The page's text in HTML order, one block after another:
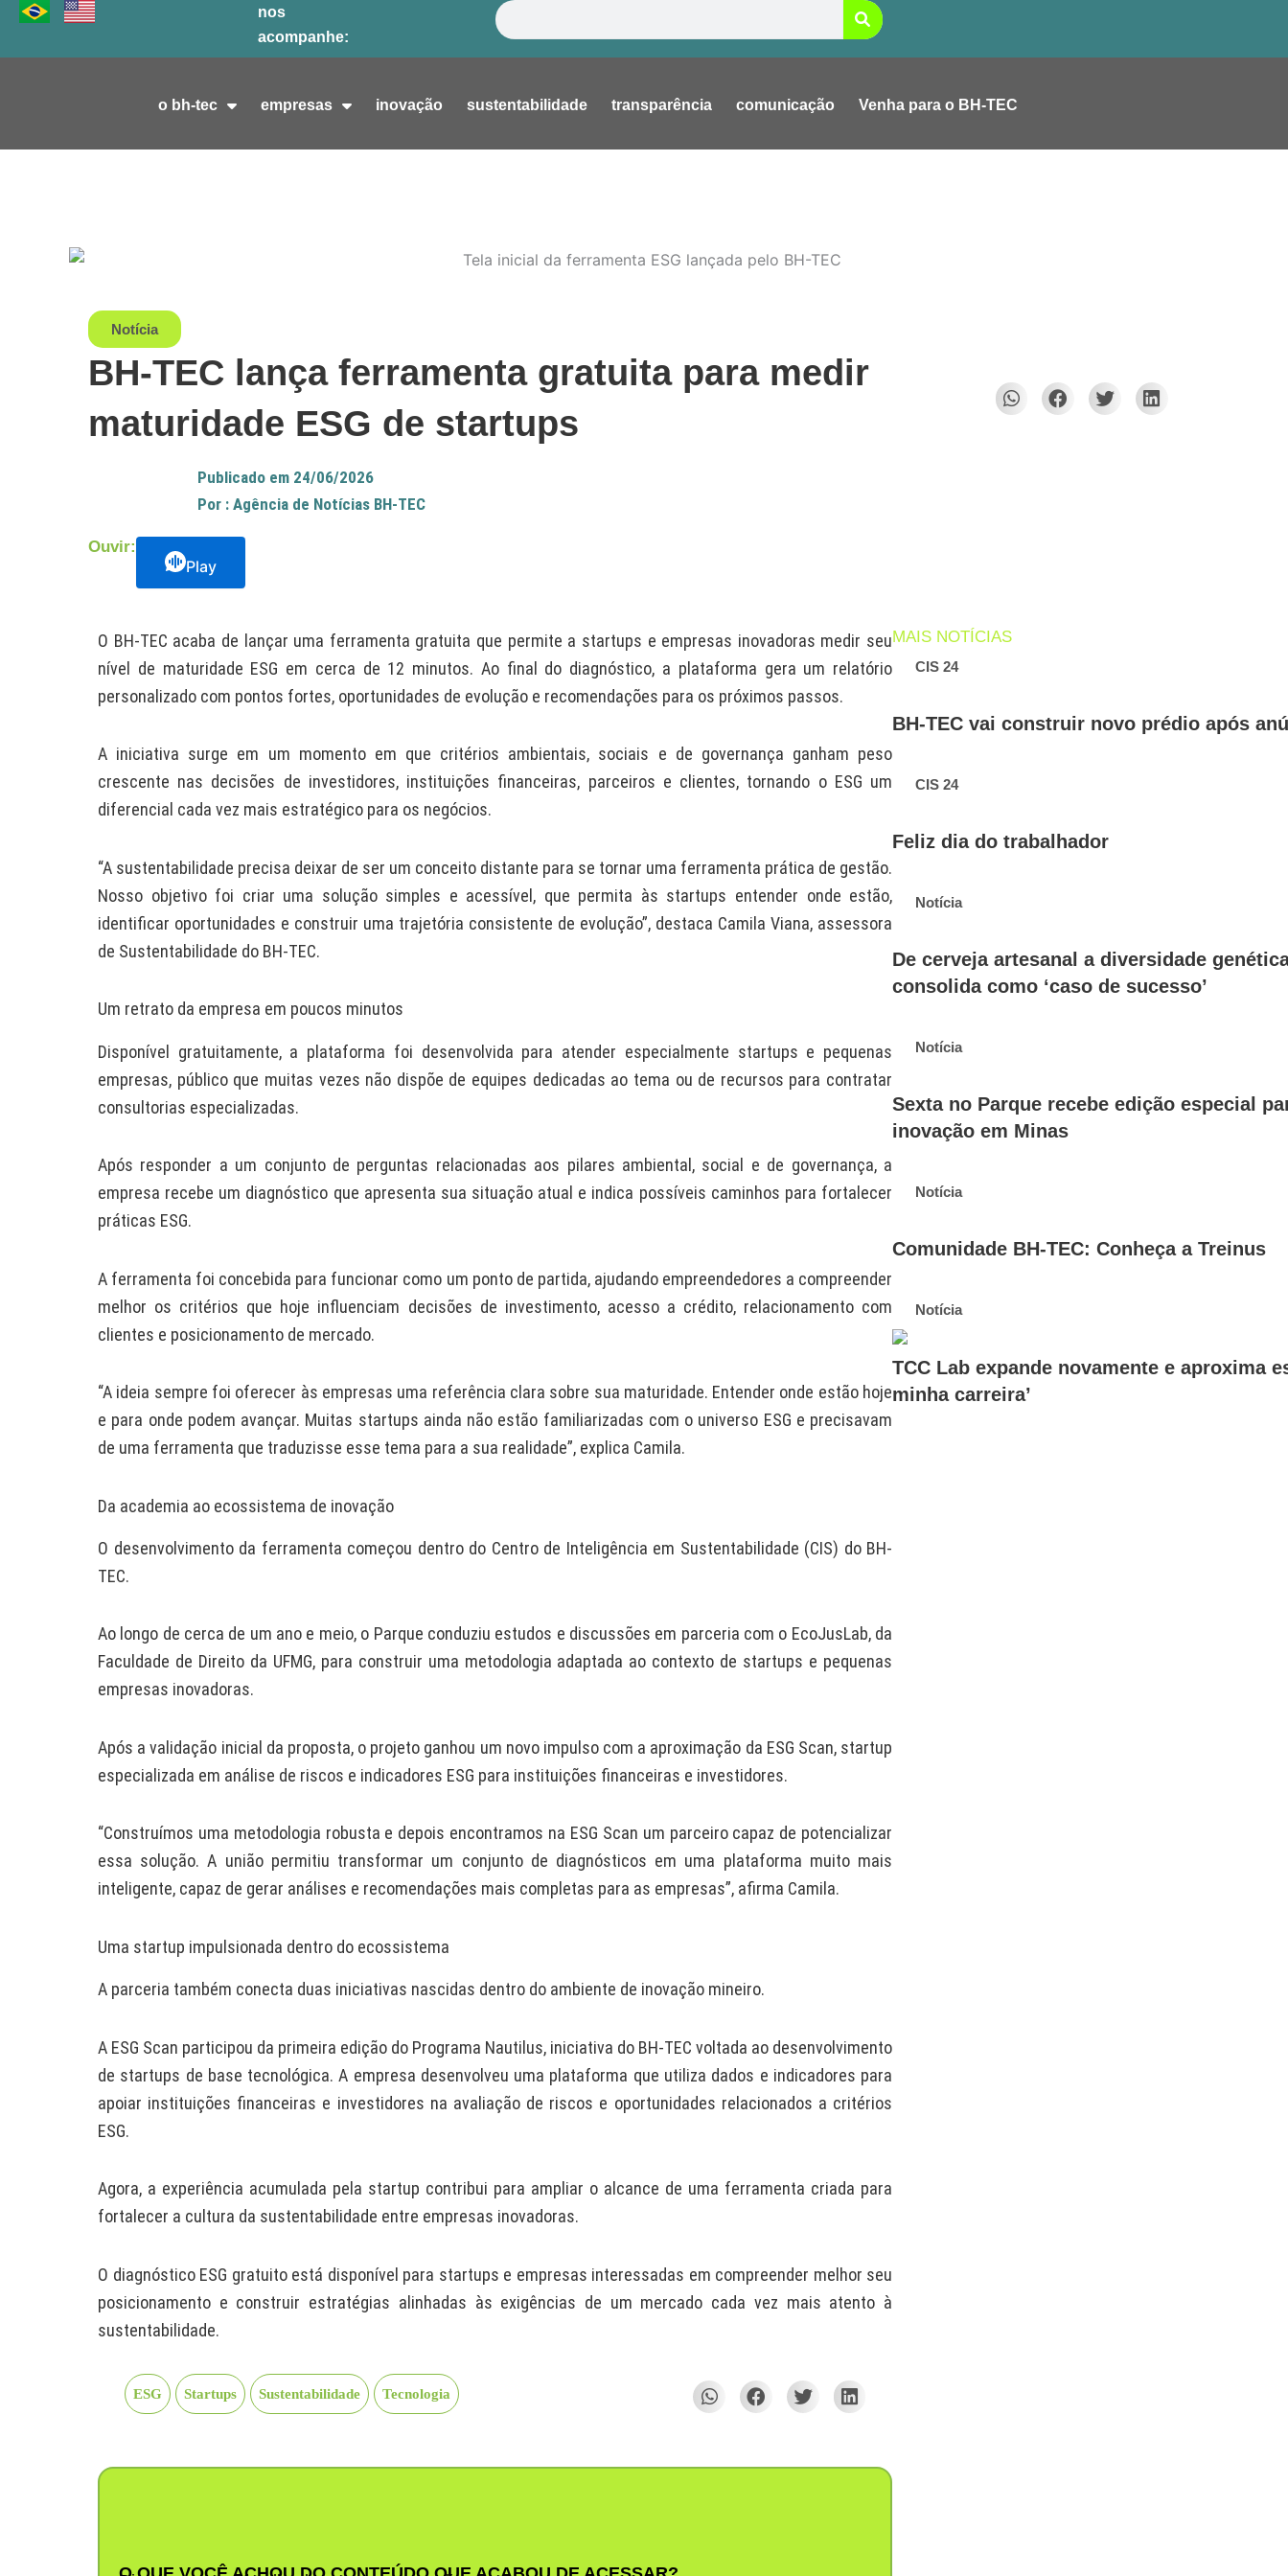
o
nos
acompanhe:
Pesquisar
o bh-tec empresas inovação sustentabilidade transparência comunicação Venha para o BH-TEC
Notícia
BH-TEC lança ferramenta gratuita para medir
maturidade ESG de startups
Publicado em 24/06/2026
Por :Agência de Notícias BH-TEC
Ouvir:
Play
O BH-TEC acaba de lançar uma ferramenta gratuita que permite a startups e empresas inovadoras medir seu
nível de maturidade ESG em cerca de 12 minutos. Ao final do diagnóstico, a plataforma gera um relatório
personalizado com pontos fortes, oportunidades de evolução e recomendações para os próximos passos.
A iniciativa surge em um momento em que critérios ambientais, sociais e de governança ganham peso
crescente nas decisões de investidores, instituições financeiras, parceiros e clientes, tornando o ESG um
diferencial cada vez mais estratégico para os negócios.
“A sustentabilidade precisa deixar de ser um conceito distante para se tornar uma ferramenta prática de gestão.
Nosso objetivo foi criar uma solução simples e acessível, que permita às startups entender onde estão,
identificar oportunidades e construir uma trajetória consistente de evolução”, destaca Camila Viana, assessora
de Sustentabilidade do BH-TEC.
Um retrato da empresa em poucos minutos
Disponível gratuitamente, a plataforma foi desenvolvida para atender especialmente startups e pequenas
empresas, público que muitas vezes não dispõe de equipes dedicadas ao tema ou de recursos para contratar
consultorias especializadas.
Após responder a um conjunto de perguntas relacionadas aos pilares ambiental, social e de governança, a
empresa recebe um diagnóstico que apresenta sua situação atual e indica possíveis caminhos para fortalecer
práticas ESG.
A ferramenta foi concebida para funcionar como um ponto de partida, ajudando empreendedores a compreender
melhor os critérios que hoje influenciam decisões de investimento, acesso a crédito, relacionamento com
clientes e posicionamento de mercado.
“A ideia sempre foi oferecer às empresas uma referência clara sobre sua maturidade. Entender onde estão hoje
e para onde podem avançar. Muitas startups ainda não estão familiarizadas com o universo ESG e precisavam
de uma ferramenta que traduzisse esse tema para a sua realidade”, explica Camila.
Da academia ao ecossistema de inovação
O desenvolvimento da ferramenta começou dentro do Centro de Inteligência em Sustentabilidade (CIS) do BH-
TEC.
Ao longo de cerca de um ano e meio, o Parque conduziu estudos e discussões em parceria com o EcoJusLab, da
Faculdade de Direito da UFMG, para construir uma metodologia adaptada ao contexto de startups e pequenas
empresas inovadoras.
Após a validação inicial da proposta, o projeto ganhou um novo impulso com a aproximação da ESG Scan, startup
especializada em análise de riscos e indicadores ESG para instituições financeiras e investidores.
“Construímos uma metodologia robusta e depois encontramos na ESG Scan um parceiro capaz de potencializar
essa solução. A união permitiu transformar um conjunto de diagnósticos em uma plataforma muito mais
inteligente, capaz de gerar análises e recomendações mais completas para as empresas”, afirma Camila.
Uma startup impulsionada dentro do ecossistema
A parceria também conecta duas iniciativas nascidas dentro do ambiente de inovação mineiro.
A ESG Scan participou da primeira edição do Programa Nautilus, iniciativa do BH-TEC voltada ao desenvolvimento
de startups de base tecnológica. A empresa desenvolveu uma plataforma que utiliza dados e indicadores para
apoiar instituições financeiras e investidores na avaliação de riscos e oportunidades relacionados a critérios
ESG.
Agora, a experiência acumulada pela startup contribui para ampliar o alcance de uma ferramenta criada para
fortalecer a cultura da sustentabilidade entre empresas inovadoras.
O diagnóstico ESG gratuito está disponível para startups e empresas interessadas em compreender melhor seu
posicionamento e construir estratégias alinhadas às exigências de um mercado cada vez mais atento à
sustentabilidade.
ESG Startups Sustentabilidade Tecnologia
MAIS NOTÍCIAS
CIS 24
BH-TEC vai construir novo prédio após
CIS 24
Feliz dia do trabalhador
Notícia
De cerveja artesanal a diversidade
consolida como ‘caso de sucesso’
Notícia
Sexta no Parque recebe edição especial
inovação em Minas
Notícia
Comunidade BH-TEC: Conheça a Treinus
Notícia
TCC Lab expande novamente e aproxima
minha carreira’